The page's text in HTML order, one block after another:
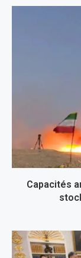
Capacités